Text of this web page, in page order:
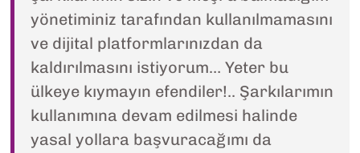
yönetiminiz tarafından kullanılmamasını
ve dijital platformlarınızdan da
kaldırılmasını istiyorum… Yeter bu
ülkeye kıymayın efendiler!.. Şarkılarımın
kullanımına devam edilmesi halinde
yasal yollara başvuracağımı da